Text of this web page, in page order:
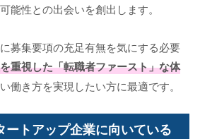
能性との出会いを創出します。
募集要項の充足有無を気にする必要
重視した「転職者ファースト」な体
働き方を実現したい方に最適です。
ートアップ企業に向いている